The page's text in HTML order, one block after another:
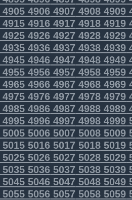
4905 4906 4907 4908 4909
4915 4916 4917 4918 4919
4925 4926 4927 4928 4929
4935 4936 4937 4938 4939
4945 4946 4947 4948 4949
4955 4956 4957 4958 4959
4965 4966 4967 4968 4969
4975 4976 4977 4978 4979
4985 4986 4987 4988 4989
4995 4996 4997 4998 4999
5005 5006 5007 5008 5009
5015 5016 5017 5018 5019
5025 5026 5027 5028 5029
5035 5036 5037 5038 5039
5045 5046 5047 5048 5049
5055 5056 5057 5058 5059